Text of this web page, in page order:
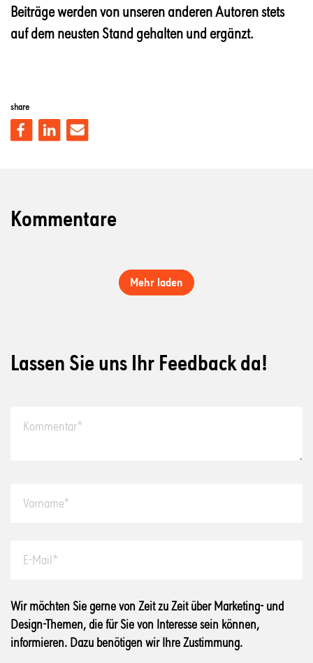
Beiträge werden von unseren anderen Autoren stets
auf dem neusten Stand gehalten und ergänzt.
share
Kommentare
Mehr laden
Lassen Sie uns Ihr Feedback da!
Wir möchten Sie gerne von Zeit zu Zeit über Marketing- und
Design-Themen, die für Sie von Interesse sein können,
informieren. Dazu benötigen wir Ihre Zustimmung.